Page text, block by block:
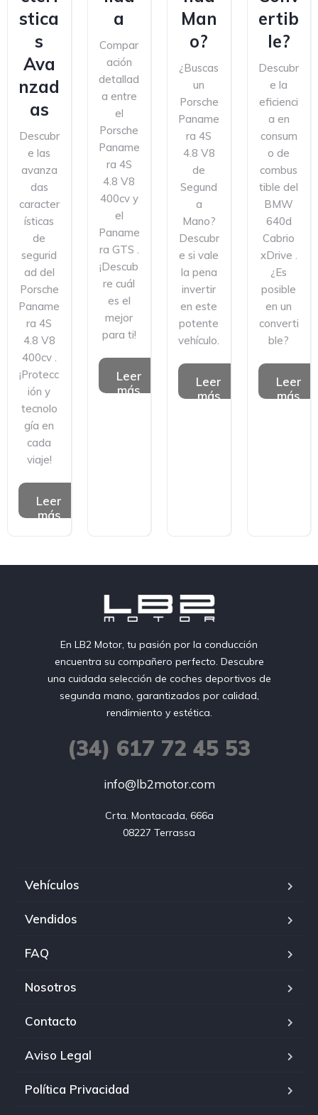
stica
s
Ava
nzad
as
Descubr
e las
avanza
das
caracter
ísticas
de
segurid
ad del
Porsche
Paname
ra 4S
4.8 V8
400cv .
¡Protecc
ión y
tecnolo
gía en
cada
viaje!
Leer
más
a
Compar
ación
detallad
a entre
el
Porsche
Paname
ra 4S
4.8 V8
400cv y
el
Paname
ra GTS .
¡Descub
re cuál
es el
mejor
para ti!
Leer
más
Man
o?
¿Buscas
un
Porsche
Paname
ra 4S
4.8 V8
de
Segund
a
Mano?
Descubr
e si vale
la pena
invertir
en este
potente
vehículo.
Leer
más
ertib
le?
Descubr
e la
eficienci
a en
consum
o de
combus
tible del
BMW
640d
Cabrio
xDrive .
¿Es
posible
en un
converti
ble?
Leer
más
En LB2 Motor, tu pasión por la conducción
encuentra su compañero perfecto. Descubre
una cuidada selección de coches deportivos de
segunda mano, garantizados por calidad,
rendimiento y estética.
(34) 617 72 45 53
info@lb2motor.com
Crta. Montacada, 666a
08227 Terrassa
Vehículos
Vendidos
FAQ
Nosotros
Contacto
Aviso Legal
Política Privacidad